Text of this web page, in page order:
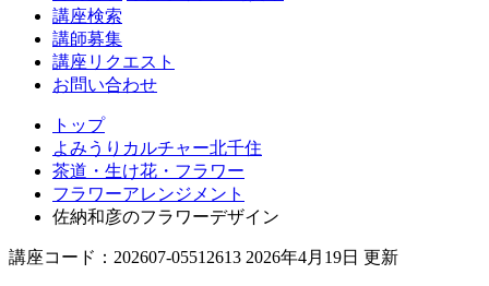
講座検索
講師募集
講座リクエスト
お問い合わせ
トップ
よみうりカルチャー北千住
茶道・生け花・フラワー
フラワーアレンジメント
佐納和彦のフラワーデザイン
講座コード：202607-05512613 2026年4月19日 更新